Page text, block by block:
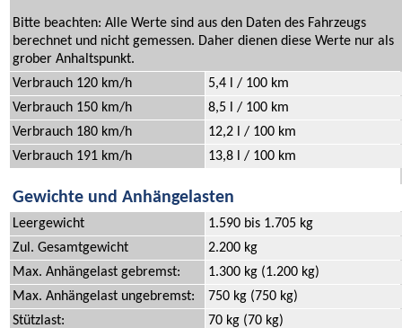
Bitte beachten: Alle Werte sind aus den Daten des Fahrzeugs
berechnet und nicht gemessen. Daher dienen diese Werte nur als
grober Anhaltspunkt.
Verbrauch 120 km/h
5,4 l / 100 km
Verbrauch 150 km/h
8,5 l / 100 km
Verbrauch 180 km/h
12,2 l / 100 km
Verbrauch 191 km/h
13,8 l / 100 km
Gewichte und Anhängelasten
Leergewicht
1.590 bis 1.705 kg
Zul. Gesamtgewicht
2.200 kg
Max. Anhängelast gebremst:
1.300 kg (1.200 kg)
Max. Anhängelast ungebremst:
750 kg (750 kg)
Stützlast:
70 kg (70 kg)